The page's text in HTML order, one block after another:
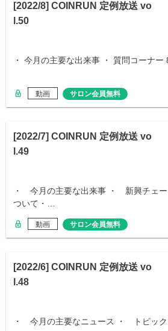
[2022/8] COINRUN 定例放送 vo
l.50
・ 今月の主要な出来事 ・ 質問コーナー
動画 サロン会員無料
[2022/7] COINRUN 定例放送 vo
l.49
・ 今月の主要な出来事 ・ 新興チェー
ついて・…
動画 サロン会員無料
[2022/6] COINRUN 定例放送 vo
l.48
・ 今月の主要なニュース ・ トピッ